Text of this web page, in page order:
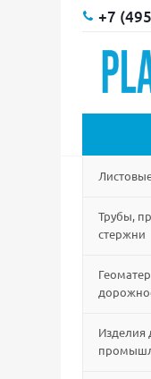
+7
Трубы,
стержни
Изделия